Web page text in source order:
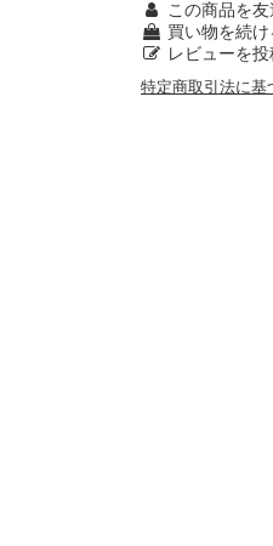
この商品を
買い物を続け
レビューを投
特定商取引法に基